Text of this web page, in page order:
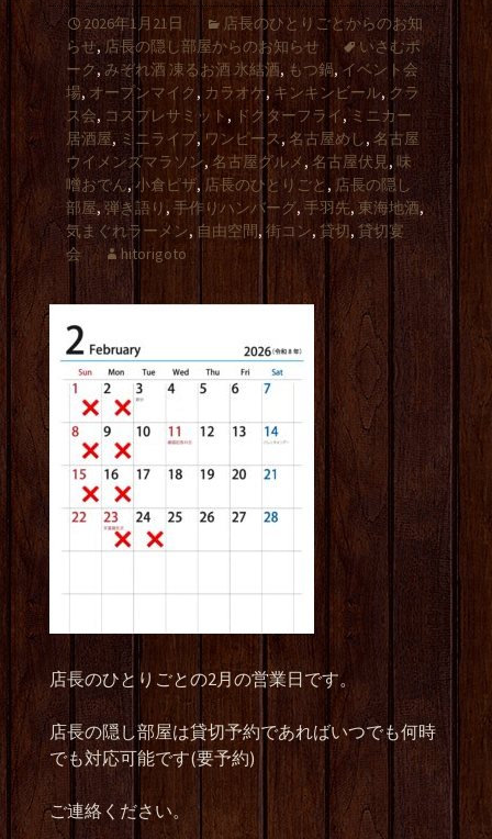
2026年1月21日
店長のひとりごとからのお知
らせ,店長の隠し部屋からのお知らせ
いさむポ
ーク,みぞれ酒 凍るお酒 氷結酒, もつ鍋,イベント会
場,オープンマイク, カラオケ,キンキンビール, クラ
ス会, コスプレサミット, ドクターフライ,ミニカー
居酒屋, ミニライブ, ワンピース, 名古屋めし, 名古屋
ウイメンズマラソン,名古屋グルメ,名古屋伏見, 味
噌おでん,小倉ピザ, 店長のひとりごと , 店長の隠し
部屋, 弾き語り , 手作りハンバーグ, 手羽先, 東海地酒,
気まぐれラーメン, 自由空間, 街コン, 貸切,貸切宴
会
hitorigoto
店長のひとりごとの2月の営業日です。
店長の隠し部屋は貸切予約であればいつでも何時
でも対応可能です(要予約)
ご連絡ください。